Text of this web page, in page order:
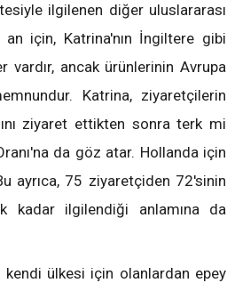
ilgilenen diğer uluslararası
için, Katrina'nın İngiltere gibi
vardır, ancak ürünlerinin Avrupa
Katrina, ziyaretçilerin
ziyaret ettikten sonra terk mi
da göz atar. Hollanda için
ayrıca, 75 ziyaretçiden 72'sinin
kadar ilgilendiği anlamına da
ülkesi için olanlardan epey